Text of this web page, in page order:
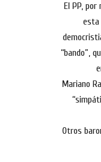
El PP,
esta
“bando”,
Mariano
Otros